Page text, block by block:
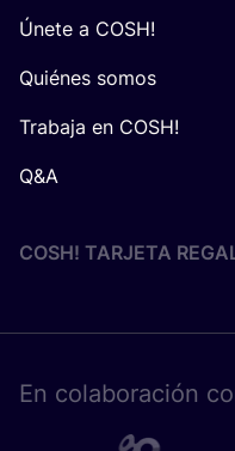
Únete a COSH!
Quiénes somos
Trabaja en COSH!
Q&A
COSH! TARJETA
En cola­bo­ra­ción